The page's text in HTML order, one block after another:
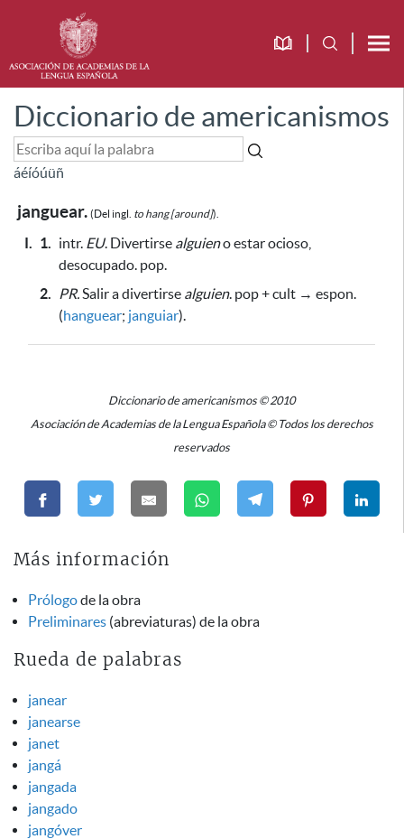
Diccionario de americanismos
áéíóúüñ
janguear. (Del ingl. to hang [around]).
I. 1. intr. EU. Divertirse alguieno estar ocioso,
desocupado. pop.
2.
PR.Salir a divertirse alguien. pop + cult → espon.
(hanguear; janguiar).
Diccionario de americanismos © 2010
Asociación de Academias de la Lengua Española © Todos los derechos
reservados
Más información
Prólogode la obra
Preliminares (abreviaturas) de la obra
Rueda de palabras
janear
janearse
janet
jangá
jangada
jangado
jangóver